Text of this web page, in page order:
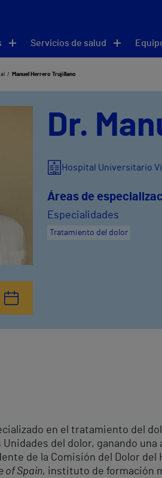
Servicios de salud
Manuel Herrero Trujillano
Dr.
Hospital Universitario
Áreas de
Especialidades
Tratamiento del dolor
en el tratamiento del
del dolor, ganando
de la Comisión del Dolor
of Spain, instituto de formación